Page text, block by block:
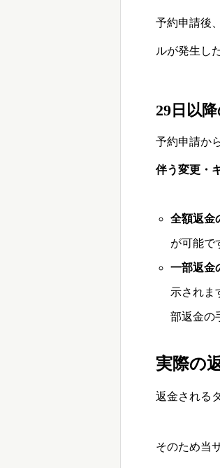
予約申請後、
ルが発生し
29日以
予約申請か
伴う変更・
全額返金
が可能で
一部返金
示されま
部返金の
実際の
返金される
そのため当